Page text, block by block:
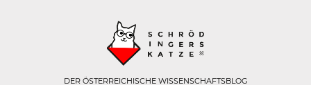
DER ÖSTERREICHISCHE WISSENSCHAFTSBLOG